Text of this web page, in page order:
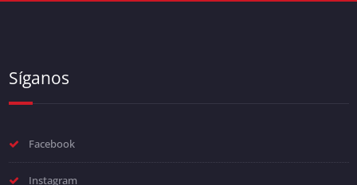
Síganos
Facebook
Instagram